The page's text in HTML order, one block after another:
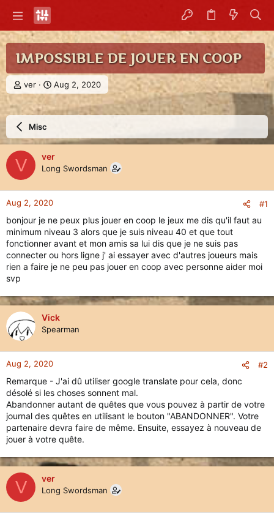
IMPOSSIBLE DE JOUER EN COOP
T
h
e
d
s
t
r
t
e
ver
S
t
a
r
d
e
Aug 2, 2020
Misc
V ver
Long Swordsman
Aug 2, 2020 #1
bonjour je ne peux plus jouer en coop le jeux me dis qu'il faut au
minimum niveau 3 alors que je suis niveau 40 et que tout
fonctionner avant et mon amis sa lui dis que je ne suis pas
connecter ou hors ligne j' ai essayer avec d'autres joueurs mais
rien a faire je ne peu pas jouer en coop avec personne aider moi
svp
Vick
Spearman
Aug 2, 2020 #2
Remarque - J'ai dû utiliser google translate pour cela, donc
désolé si les choses sonnent mal.
Abandonner autant de quêtes que vous pouvez à partir de votre
journal des quêtes en utilisant le bouton "ABANDONNER". Votre
partenaire devra faire de même. Ensuite, essayez à nouveau de
jouer à votre quête.
V ver
Long Swordsman